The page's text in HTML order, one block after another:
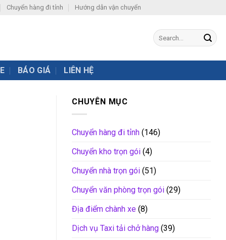
Chuyển hàng đi tỉnh Hướng dẫn vận chuyển
BÁO GIÁ LIÊN HỆ
CHUYÊN MỤC
Chuyển hàng đi tỉnh (146)
Chuyển kho trọn gói (4)
Chuyển nhà trọn gói (51)
Chuyển văn phòng trọn gói (29)
Địa điểm chành xe (8)
Dịch vụ Taxi tải chở hàng (39)